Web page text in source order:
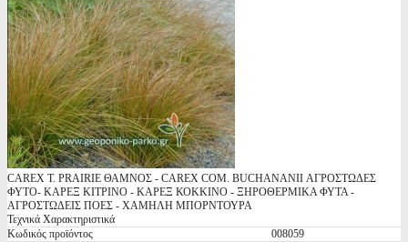
CAREX T. PRAIRIE ΘΑΜΝΟΣ - CAREX COM. BUCHANANII ΑΓΡΟΣΤΩΔΕΣ
ΦΥΤΟ- ΚΑΡΕΞ ΚΙΤΡΙΝΟ - ΚΑΡΕΞ ΚΟΚΚΙΝΟ - ΞΗΡΟΘΕΡΜΙΚΑ ΦΥΤΑ -
ΑΓΡΟΣΤΩΔΕΙΣ ΠΟΕΣ - ΧΑΜΗΛΗ ΜΠΟΡΝΤΟΥΡΑ
Τεχνικά Χαρακτηριστικά
Κωδικός προϊόντος
008059